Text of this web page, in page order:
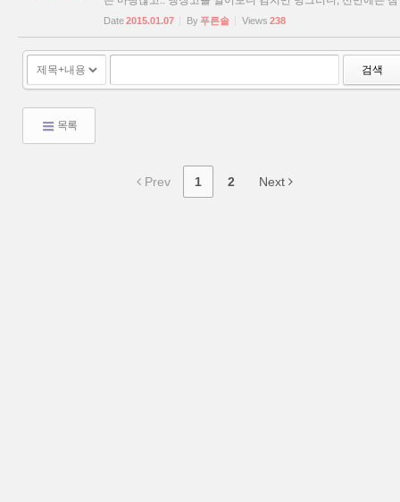
치 한 캔. 그래 그냥 참치 따서 김치해서 밥먹자.. 하다가, 그냥 그
렇게 먹으면 늘 먹는 비상식이나 진배없을것 같아 살짝 뭔가를...
Date2015.01.07 By 푸른솔 Views 238
검색
목록
Prev 1 2 Next